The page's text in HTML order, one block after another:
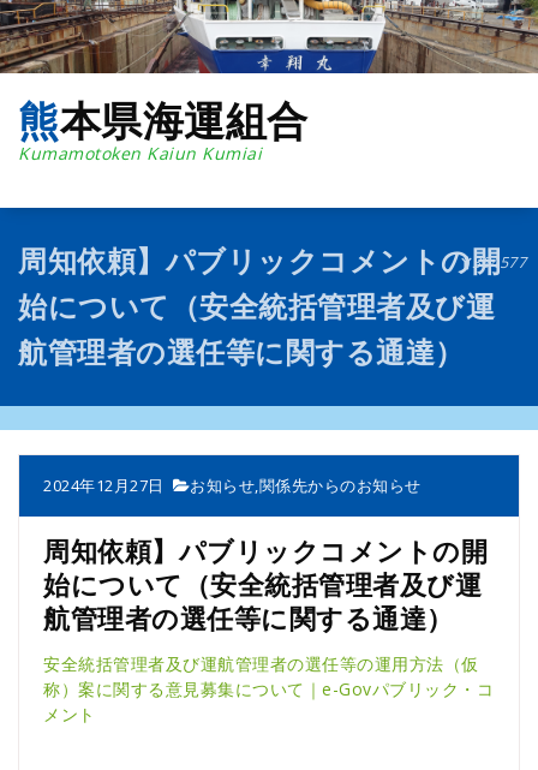
コ
ン
テ
ッ
熊本県海運組合
Kumamotoken Kaiun Kumiai
394577
周知依頼】パブリックコメントの開
始について（安全統括管理者及び運
航管理者の選任等に関する通達）
2024年12月27日 お知らせ,関係先からのお知らせ
周知依頼】パブリックコメントの開
始について（安全統括管理者及び運
航管理者の選任等に関する通達）
安全統括管理者及び運航管理者の選任等の運用方法（仮
称）案に関する意見募集について｜e-Govパブリック・コ
メント